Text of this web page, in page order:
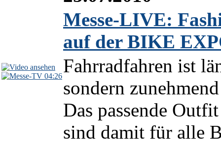
04:26
Messe-LIVE:
auf der BIKE
Fahrradfahren ist
sondern
Das passende
sind damit für alle